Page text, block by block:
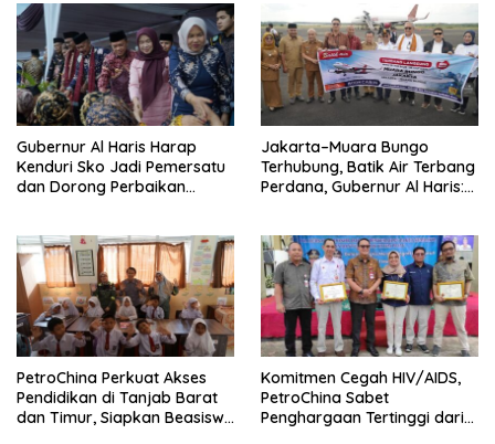
Gubernur Al Haris Harap
Kenduri Sko Jadi Pemersatu
dan Dorong Perbaikan
Jakarta–Muara Bungo
Terhubung, Batik Air Terbang
Perdana, Gubernur Al Haris:
PetroChina Perkuat Akses
Pendidikan di Tanjab Barat
dan Timur, Siapkan Beasiswa
Komitmen Cegah HIV/AIDS,
PetroChina Sabet
Penghargaan Tertinggi dari